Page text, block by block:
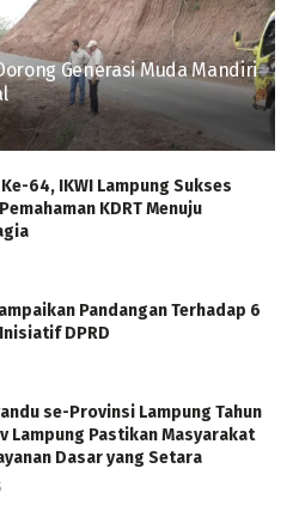
Generasi Muda Mandiri
64, IKWI Lampung Sukses
KDRT Menuju
Pandangan Terhadap 6
DPRD
se-Provinsi Lampung Tahun
Lampung Pastikan Masyarakat
Dasar yang Setara